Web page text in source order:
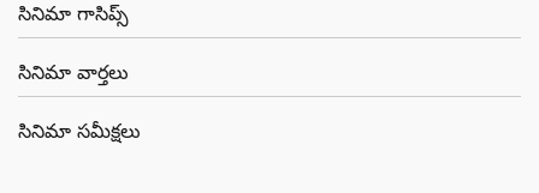
సినిమా గాసిప్స్
సినిమా వార్తలు
సినిమా సమీక్షలు